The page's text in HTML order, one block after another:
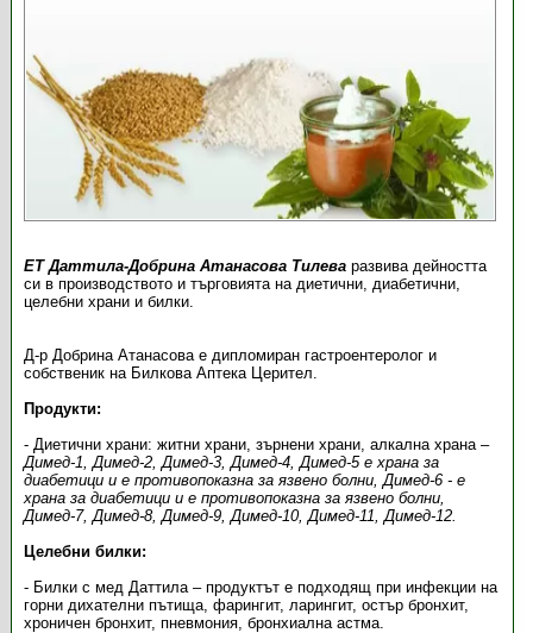
ЕТ Даттила-Добрина Атанасова Тилеваразвива дейността
си в производството и търговията на диетични, диабетични,
целебни храни и билки.
Д-р Добрина Атанасова е дипломиран гастроентеролог и
собственик на Билкова Аптека Церител.
Продукти:
- Диетични храни: житни храни, зърнени храни, алкална храна –
Димед-1, Димед-2, Димед-3, Димед-4, Димед-5 е храна за
диабетици и е противопоказна за язвено болни, Димед-6 - е
храна за диабетици и е противопоказна за язвено болни,
Димед-7, Димед-8, Димед-9, Димед-10, Димед-11, Димед-12.
Целебни билки:
- Билки с мед Даттила – продуктът е подходящ при инфекции на
горни дихателни пътища, фарингит, ларингит, остър бронхит,
хроничен бронхит, пневмония, бронхиална астма.